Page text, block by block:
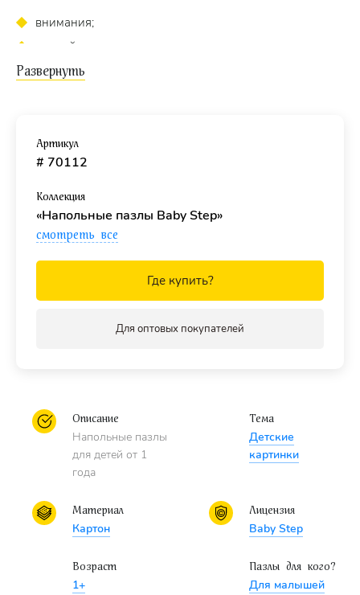
внимания;
мелкой моторики;
сенсорных навыков;
В наборе вы найдете 12 деталей разных размеров
Как играть?
- собрать пазл состоящий из двух деталей в
цельную картинку. Подсказкой будет служить цвет
фрукта или ягоды.
Для кого?
Напольный пазл-мозаика "Букашки"
Напольный пазл-мозаика "Машинки"
Напольный пазл-мозаика "На ферме"
Напольный пазл-мозаика "Зоопарк"
Напольный пазл-мозаика "Морские жители"
Артикул
# 70112
Коллекция
«Напольные пазлы Baby Step»
смотреть все
Где купить?
Для оптовых покупателей
Описание
Напольные пазлы
для детей от 1
года
Тема
Детские
картинки
Материал
Картон
Лицензия
Baby Step
Возраст
1+
Пазлы для кого?
Для малышей